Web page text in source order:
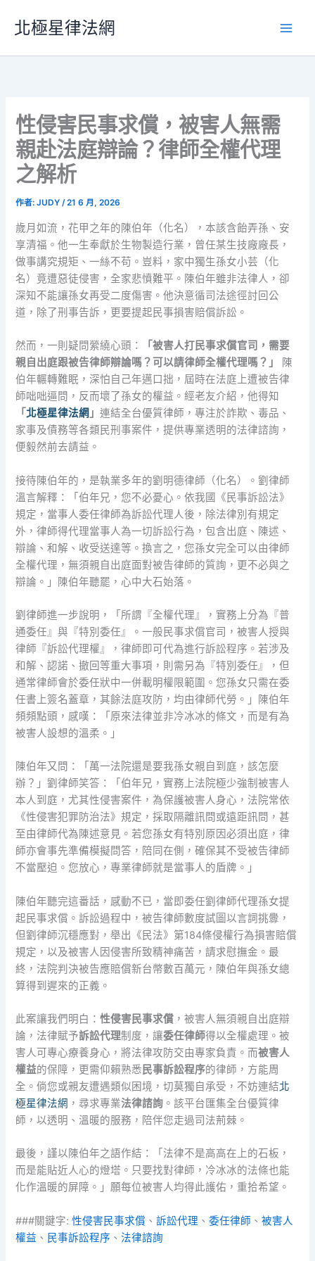
要
北極星律法網
性侵害民事求償，被害人無需
親赴法庭辯論？律師全權代理
之解析
作者:JUDY/21 6 月, 2026
歲月如流，花甲之年的陳伯年（化名），本該含飴弄孫、安
享清福。他一生奉獻於生物製造行業，曾任某生技廠廠長，
做事講究規矩、一絲不苟。豈料，家中獨生孫女小芸（化
名）竟遭惡徒侵害，全家悲憤難平。陳伯年雖非法律人，卻
深知不能讓孫女再受二度傷害。他決意循司法途徑討回公
道，除了刑事告訴，更要提起民事損害賠償訴訟。
然而，一則疑問縈繞心頭：
「被害人打民事求償官司，需要
親自出庭跟被告律師辯論嗎？可以請律師全權代理嗎？」
陳
伯年輾轉難眠，深怕自己年邁口拙，屆時在法庭上遭被告律
師咄咄逼問，反而壞了孫女的權益。經老友介紹，他得知
「 北極星律法網 」連結全台優質律師，專注於詐欺、毒品、
家事及債務等各類民刑事案件，提供專業透明的法律諮詢，
便毅然前去請益。
接待陳伯年的，是執業多年的劉明德律師（化名）。劉律師
溫言解釋：「伯年兄，您不必憂心。依我國《民事訴訟法》
規定，當事人委任律師為訴訟代理人後，除法律別有規定
外，律師得代理當事人為一切訴訟行為，包含出庭、陳述、
辯論、和解、收受送達等。換言之，您孫女完全可以由律師
全權代理，無須親自出庭面對被告律師的質詢，更不必與之
辯論。」陳伯年聽罷，心中大石始落。
劉律師進一步說明，「所謂『全權代理』，實務上分為『普
通委任』與『特別委任』。一般民事求償官司，被害人授與
律師『訴訟代理權』，律師即可代為進行訴訟程序。若涉及
和解、認諾、撤回等重大事項，則需另為『特別委任』，但
通常律師會於委任狀中一併載明權限範圍。您孫女只需在委
任書上簽名蓋章，其餘法庭攻防，均由律師代勞。」陳伯年
頻頻點頭，感嘆：「原來法律並非冷冰冰的條文，而是有為
被害人設想的溫柔。」
陳伯年又問：「萬一法院還是要我孫女親自到庭，該怎麼
辦？」劉律師笑答：「伯年兄，實務上法院極少強制被害人
本人到庭，尤其性侵害案件，為保護被害人身心，法院常依
《性侵害犯罪防治法》規定，採取隔離訊問或遠距訊問，甚
至由律師代為陳述意見。若您孫女有特別原因必須出庭，律
師亦會事先準備模擬問答，陪同在側，確保其不受被告律師
不當壓迫。您放心，專業律師就是當事人的盾牌。」
陳伯年聽完這番話，感動不已，當即委任劉律師代理孫女提
起民事求償。訴訟過程中，被告律師數度試圖以言詞挑釁，
但劉律師沉穩應對，舉出《民法》第184條侵權行為損害賠償
規定，以及被害人因侵害所致精神痛苦，請求慰撫金。最
終，法院判決被告應賠償新台幣數百萬元，陳伯年與孫女總
算得到遲來的正義。
此案讓我們明白：性侵害民事求償 ，被害人無須親自出庭辯
論，法律賦予訴訟代理制度，讓委任律師得以全權處理。被
害人可專心療養身心，將法律攻防交由專家負責。而被害人
權益的保障，更需仰賴熟悉 民事訴訟程序的律師，方能周
全。倘您或親友遭遇類似困境，切莫獨自承受，不妨連結北
極星律法網 ，尋求專業法律諮詢 。該平台匯集全台優質律
師，以透明、溫暖的服務，陪伴您走過司法荊棘。
最後，謹以陳伯年之語作結：「法律不是高高在上的石板，
而是能貼近人心的燈塔。只要找對律師，冷冰冰的法條也能
化作溫暖的屏障。」願每位被害人均得此護佑，重拾希望。
###關鍵字:性侵害民事求償 、訴訟代理 、委任律師 、被害人
權益 、 民事訴訟程序 、法律諮詢